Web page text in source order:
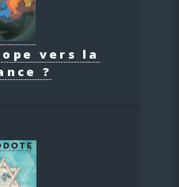
vers la
?